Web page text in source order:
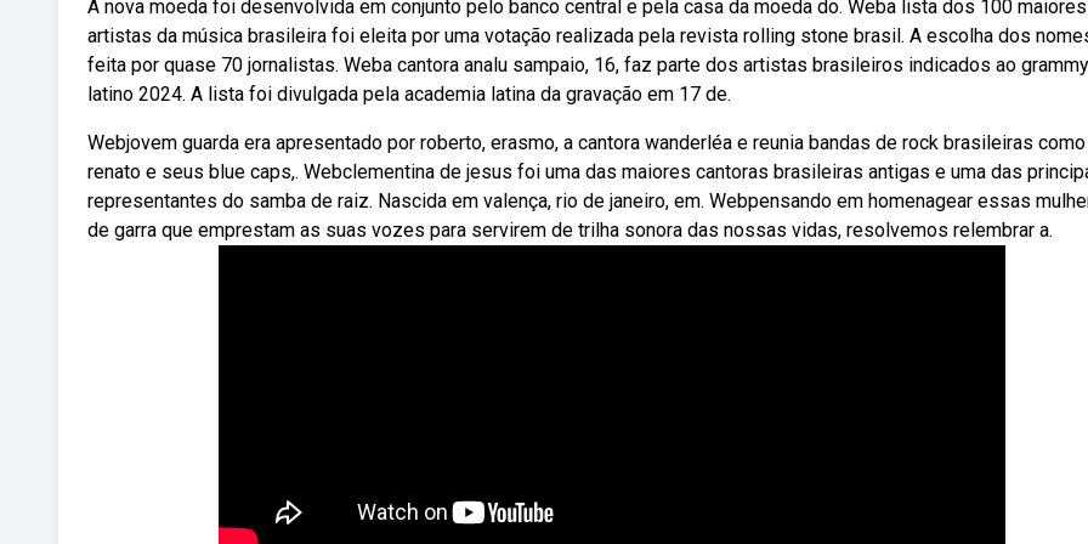
A nova moeda foi desenvolvida em conjunto pelo banco central e pela casa da moeda do. Weba lista dos 100 maiores
artistas da música brasileira foi eleita por uma votação realizada pela revista rolling stone brasil. A escolha dos
feita por quase 70 jornalistas. Weba cantora analu sampaio, 16, faz parte dos artistas brasileiros indicados ao grammy
latino 2024. A lista foi divulgada pela academia latina da gravação em 17 de.
Webjovem guarda era apresentado por roberto, erasmo, a cantora wanderléa e reunia bandas de rock brasileiras como
renato e seus blue caps,. Webclementina de jesus foi uma das maiores cantoras brasileiras antigas e uma das
representantes do samba de raiz. Nascida em valença, rio de janeiro, em. Webpensando em homenagear essas
de garra que emprestam as suas vozes para servirem de trilha sonora das nossas vidas, resolvemos relembrar a.